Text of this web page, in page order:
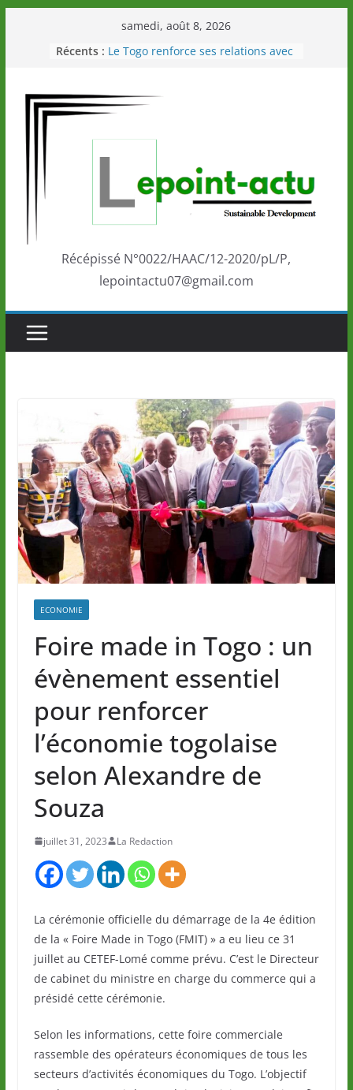
samedi, août 8, 2026
Récents : Le Togo renforce ses relations avec
Éléphants en Côte d’Ivoire
LOTO DETENTE”, un nouveau tirage
marque de confiance au Togo sur
la scène internationale au-delà des
performances de ses athlètes
Togo: Que retenir de la politique
éducation et de l’ambition de
Récépissé N°0022/HAAC/12-2020/pL/P,
lepointactu07@gmail.com
ECONOMIE
Foire made in Togo : un
évènement essentiel
pour renforcer
l’économie togolaise
selon Alexandre de
Souza
juillet 31, 2023 La Redaction
La cérémonie officielle du démarrage de la 4e édition
de la « Foire Made in Togo (FMIT) » a eu lieu ce 31
juillet au CETEF-Lomé comme prévu. C’est le Directeur
de cabinet du ministre en charge du commerce qui a
présidé cette cérémonie.
Selon les informations, cette foire commerciale
rassemble des opérateurs économiques de tous les
secteurs d’activités économiques du Togo. L’objectif